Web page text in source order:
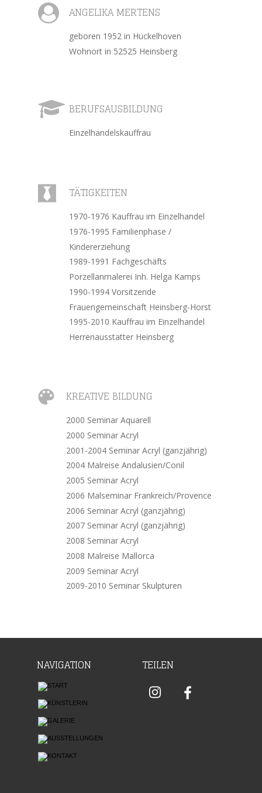
ANGELIKA MERTENS
geboren 1952 in Hückelhoven
Wohnort in 52525 Heinsberg

BERUFSAUSBILDUNG
Einzelhandelskauffrau

TÄTIGKEITEN
1970-1976 Kauffrau im Einzelhandel
1976-1995 Familienphase /
Kindererziehung
1989-1991 Fachgeschäfts
Porzellanmalerei Inh. Helga Kamps
1990-1994 Vorsitzende
Frauengemeinschaft Heinsberg-Horst
1995-2010 Kauffrau im Einzelhandel
Herrenausstatter Heinsberg

KREATIVE BILDUNG
2000 Seminar Aquarell
2000 Seminar Acryl
2001-2004 Seminar Acryl (ganzjährig)
2004 Malreise Andalusien/Conil
2005 Seminar Acryl
2006 Malseminar Frankreich/Provence
2006 Seminar Acryl (ganzjährig)
2007 Seminar Acryl (ganzjährig)
2008 Seminar Acryl
2008 Malreise Mallorca
2009 Seminar Acryl
2009-2010 Seminar Skulpturen

NAVIGATION TEILEN
 